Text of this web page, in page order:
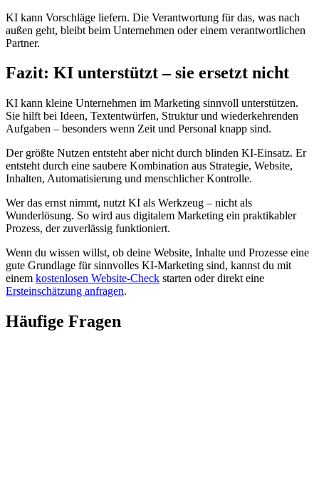
KI kann Vorschläge liefern. Die Verantwortung für das, was nach
außen geht, bleibt beim Unternehmen oder einem verantwortlichen
Partner.
Fazit: KI unterstützt – sie ersetzt nicht
KI kann kleine Unternehmen im Marketing sinnvoll unterstützen.
Sie hilft bei Ideen, Textentwürfen, Struktur und wiederkehrenden
Aufgaben – besonders wenn Zeit und Personal knapp sind.
Der größte Nutzen entsteht aber nicht durch blinden KI-Einsatz. Er
entsteht durch eine saubere Kombination aus Strategie, Website,
Inhalten, Automatisierung und menschlicher Kontrolle.
Wer das ernst nimmt, nutzt KI als Werkzeug – nicht als
Wunderlösung. So wird aus digitalem Marketing ein praktikabler
Prozess, der zuverlässig funktioniert.
Wenn du wissen willst, ob deine Website, Inhalte und Prozesse eine
gute Grundlage für sinnvolles KI-Marketing sind, kannst du mit
einem kostenlosen Website-Check starten oder direkt eine
Ersteinschätzung anfragen.
Häufige Fragen